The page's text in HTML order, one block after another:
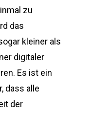
zu
das
kleiner als
digitaler
Es ist ein
dass alle
der